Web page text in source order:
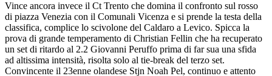
Vince ancora invece il Ct Trento che domina il confronto sul rosso
di piazza Venezia con il Comunali Vicenza e si prende la testa della
classifica, complice lo scivolone del Caldaro a Levico. Spicca la
prova di grande temperamento di Christian Fellin che ha recuperato
un set di ritardo al 2.2 Giovanni Peruffo prima di far sua una sfida
ad altissima intensità, risolta solo al tie-break del terzo set.
Convincente il 23enne olandese Stjn Noah Pel, continuo e attento